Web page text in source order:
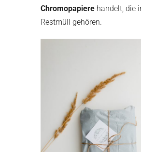
Chromopapiere handelt, die
Restmüll gehören.